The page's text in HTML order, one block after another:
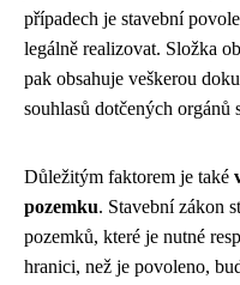
případech je stavební
legálně realizovat. Složka
pak obsahuje veškerou
souhlasů dotčených orgánů
Důležitým faktorem je také
pozemku. Stavební zákon
pozemků, které je nutné
hranici, než je povoleno,